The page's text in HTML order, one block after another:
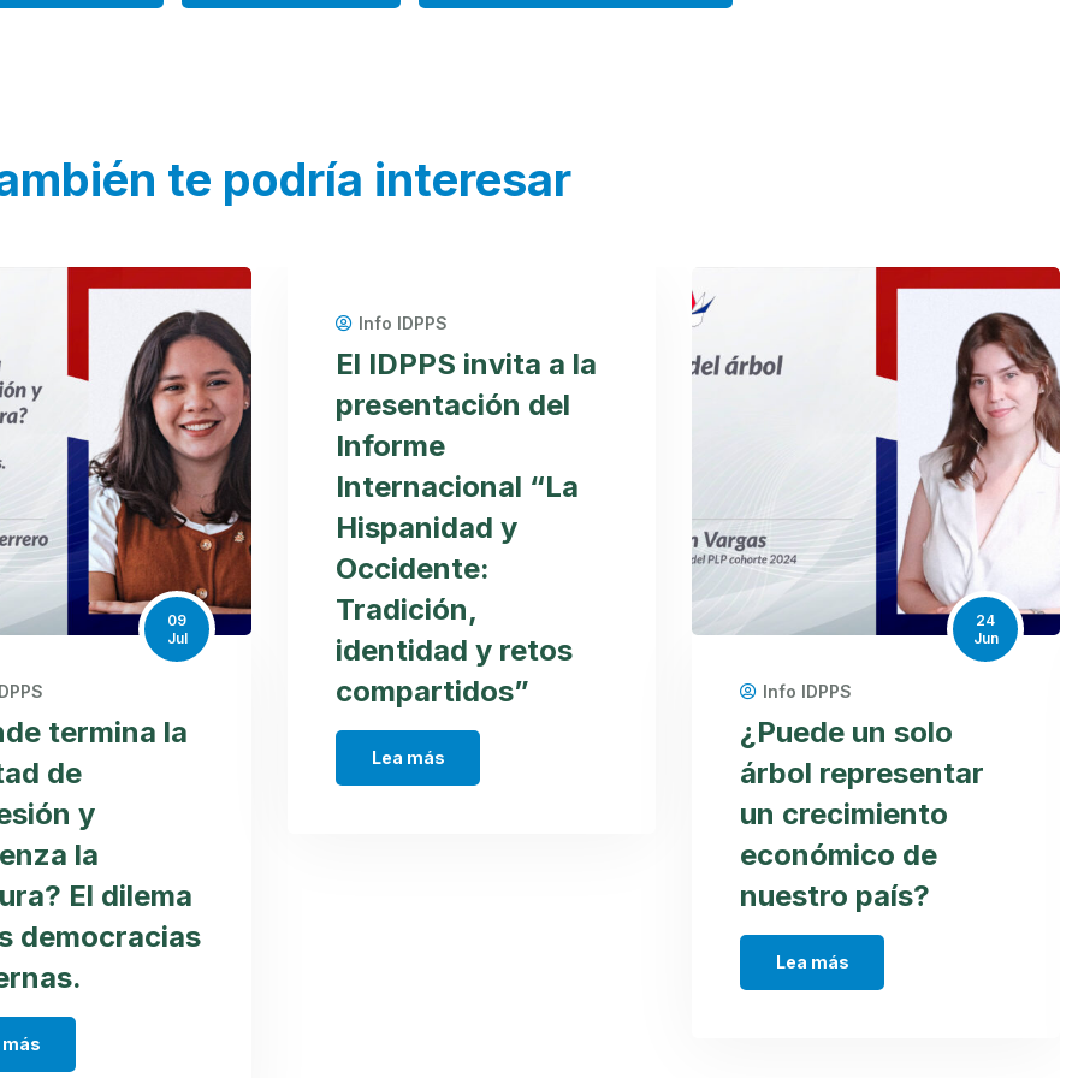
te podría interesar
09
Jul
termina la
de
y
la
El dilema
democracias
más
Info IDPPS
El IDPPS invita a la
presentación del
Informe
Internacional “La
Hispanidad y
Occidente:
Tradición,
identidad y retos
compartidos”
Lea más
24
Jun
Info IDPPS
¿Puede un solo
árbol representar
un crecimiento
económico de
nuestro país?
Lea más